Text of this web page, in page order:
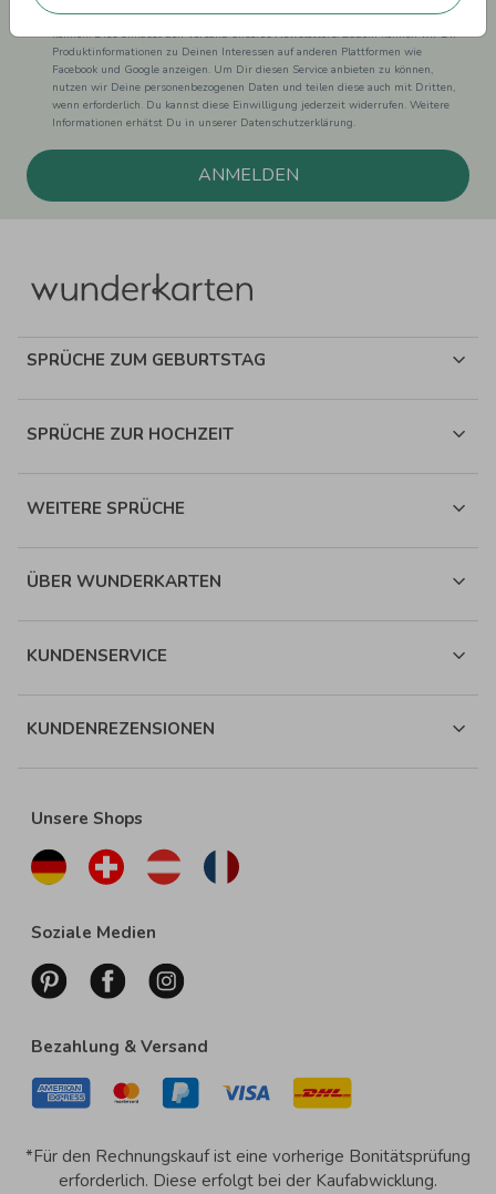
dass wir Dich mit neuesten Informationen aus unserem Angebot informieren
können. Dies umfasst den Versand unseres Newsletters. Zudem können wir Dir
Produktinformationen zu Deinen Interessen auf anderen Plattformen wie
Facebook und Google anzeigen. Um Dir diesen Service anbieten zu können,
nutzen wir Deine personenbezogenen Daten und teilen diese auch mit Dritten,
wenn erforderlich. Du kannst diese Einwilligung jederzeit widerrufen. Weitere
Informationen erhätst Du in unserer Datenschutzerklärung.
ANMELDEN
SPRÜCHE ZUM GEBURTSTAG
SPRÜCHE ZUR HOCHZEIT
WEITERE SPRÜCHE
ÜBER WUNDERKARTEN
KUNDENSERVICE
KUNDENREZENSIONEN
Unsere Shops
Soziale Medien
Bezahlung & Versand
*Für den Rechnungskauf ist eine vorherige Bonitätsprüfung
erforderlich. Diese erfolgt bei der Kaufabwicklung.